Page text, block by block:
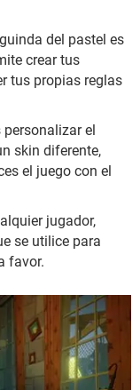
del pastel es
crear tus
tus propias reglas
personalizar el
skin diferente,
el juego con el
jugador,
se utilice para
favor.